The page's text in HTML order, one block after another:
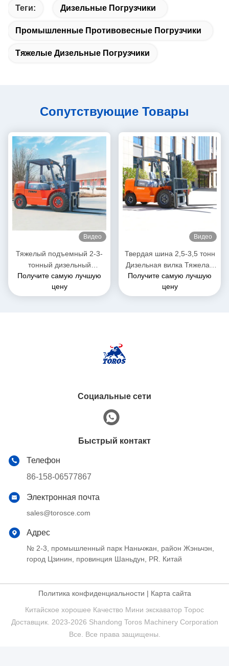
Теги: Дизельные Погрузчики
Промышленные Противовесные Погрузчики
Тяжелые Дизельные Погрузчики
Сопутствующие Товары
Видео
Тяжелый подъемный 2-3-
тонный дизельный
вилочный погрузчик, общая
длина 3-4 метра
Получите самую лучшую
цену
Видео
Твердая шина 2,5-3,5 тонн
Дизельная вилка Тяжелая
грузовик для склада
Получите самую лучшую
цену
Социальные сети
Быстрый контакт
Телефон
86-158-06577867
Электронная почта
sales@torosce.com
Адрес
№ 2-3, промышленный парк Наньчжан, район Жэньчэн,
город Цзинин, провинция Шаньдун, PR. Китай
Политика конфиденциальности | Карта сайта
Китайское хорошее Качество Мини экскаватор Торос
Доставщик. 2023-2026 Shandong Toros Machinery Corporation
Все. Все права защищены.